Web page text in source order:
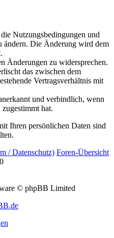
Nutzungsbedingungen und
ändern. Die Änderung wird dem
Änderungen zu widersprechen.
das zwischen dem
Vertragsverhältnis mit
und verbindlich, wenn
hat.
Ihren persönlichen Daten sind
/ Datenschutz) Foren-Übersicht
© phpBB Limited